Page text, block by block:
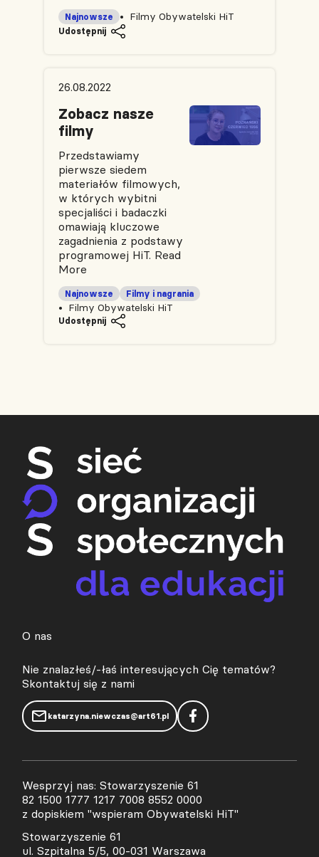
Filmy Obywatelski HiT
Najnowsze
Udostępnij
26.08.2022
Zobacz nasze
filmy
Przedstawiamy
pierwsze siedem
materiałów filmowych,
w których wybitni
specjaliści i badaczki
omawiają kluczowe
zagadnienia z podstawy
programowej HiT. Read
More
Filmy Obywatelski HiT
Najnowsze Filmy i nagrania
Udostępnij
O nas
Nie znalazłeś/-łaś interesujących Cię tematów?
Skontaktuj się z nami
katarzyna.niewczas@art61.pl
Wesprzyj nas: Stowarzyszenie 61
82 1500 1777 1217 7008 8552 0000
z dopiskiem "wspieram Obywatelski HiT"
Stowarzyszenie 61
ul. Szpitalna 5/5, 00-031 Warszawa